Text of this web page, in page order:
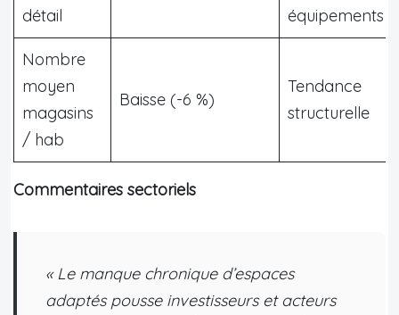
détail
équipements
Nombre
moyen
magasins
/ hab
Baisse (-6 %)
Tendance
structurelle
Commentaires sectoriels
« Le manque chronique d’espaces
adaptés pousse investisseurs et acteurs